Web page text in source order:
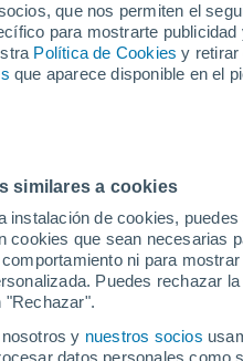
que nos permiten el
para mostrarte
Política de Cookies y retirar
que aparece disponible en el
similares a cookies
instalación de cookies,
cookies que sean necesarias
ni para
Puedes rechazar
"Rechazar".
y nuestros socios
datos personales
Todo el día
28°
13°
Santo
Domingo
29°
Dulce
Grande